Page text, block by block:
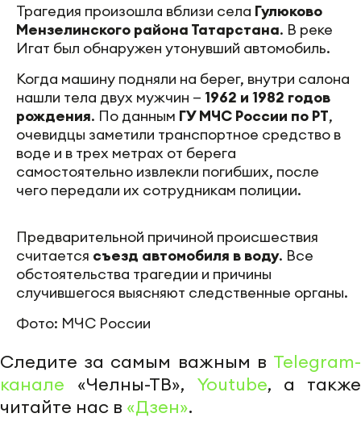
Трагедия произошла вблизи села Гулюково
Мензелинского района Татарстана. В реке
Игат был обнаружен утонувший автомобиль.
Когда машину подняли на берег, внутри салона
нашли тела двух мужчин — 1962 и 1982 годов
рождения. По данным ГУ МЧС России по РТ,
очевидцы заметили транспортное средство в
воде и в трех метрах от берега
самостоятельно извлекли погибших, после
чего передали их сотрудникам полиции.
Предварительной причиной происшествия
считается съезд автомобиля в воду. Все
обстоятельства трагедии и причины
случившегося выясняют следственные органы.
Фото: МЧС России
Следите за самым важным в Telegram-
канале «Челны-ТВ», Youtube, а также
читайте нас в «Дзен».